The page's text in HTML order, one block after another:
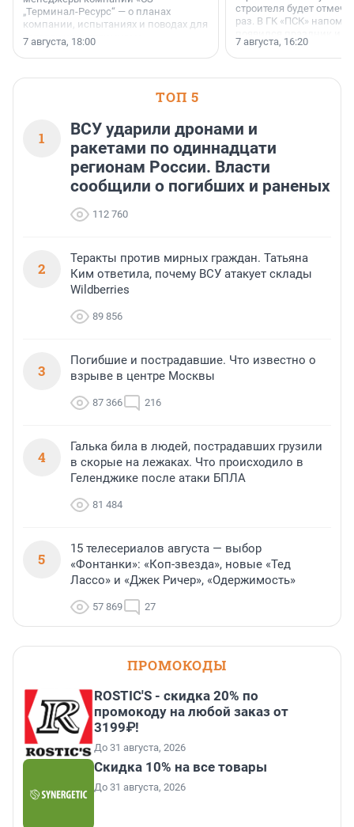
„Терминал-Ресурс“ — о планах
компании, испытаниях и поводах для
осторожного оптимизма.
7 августа, 18:00
строителя будет
раз. В ГК «ПСК»
поменялась роль
7 августа, 16:20
ТОП 5
1
ВСУ ударили дронами и
ракетами по одиннадцати
регионам России. Власти
сообщили о погибших и раненых
112 760
2
Теракты против мирных граждан. Татьяна
Ким ответила, почему ВСУ атакует склады
Wildberries
89 856
3
Погибшие и пострадавшие. Что известно о
взрыве в центре Москвы
87 366 216
4
Галька била в людей, пострадавших грузили
в скорые на лежаках. Что происходило в
Геленджике после атаки БПЛА
81 484
5
15 телесериалов августа — выбор
«Фонтанки»: «Коп-звезда», новые «Тед
Лассо» и «Джек Ричер», «Одержимость»
57 869 27
ПРОМОКОДЫ
ROSTIC'S - скидка 20% по
промокоду на любой заказ от
3199₽!
До 31 августа, 2026
Скидка 10% на все товары
До 31 августа, 2026